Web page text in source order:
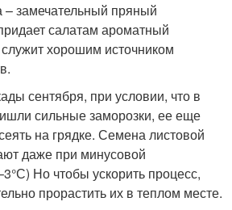
– замечательный пряный
салатам ароматный
хорошим источником
сентября, при условии, что в
сильные заморозки, ее еще
на грядке. Семена листовой
даже при минусовой
Но чтобы ускорить процесс,
прорастить их в теплом месте.